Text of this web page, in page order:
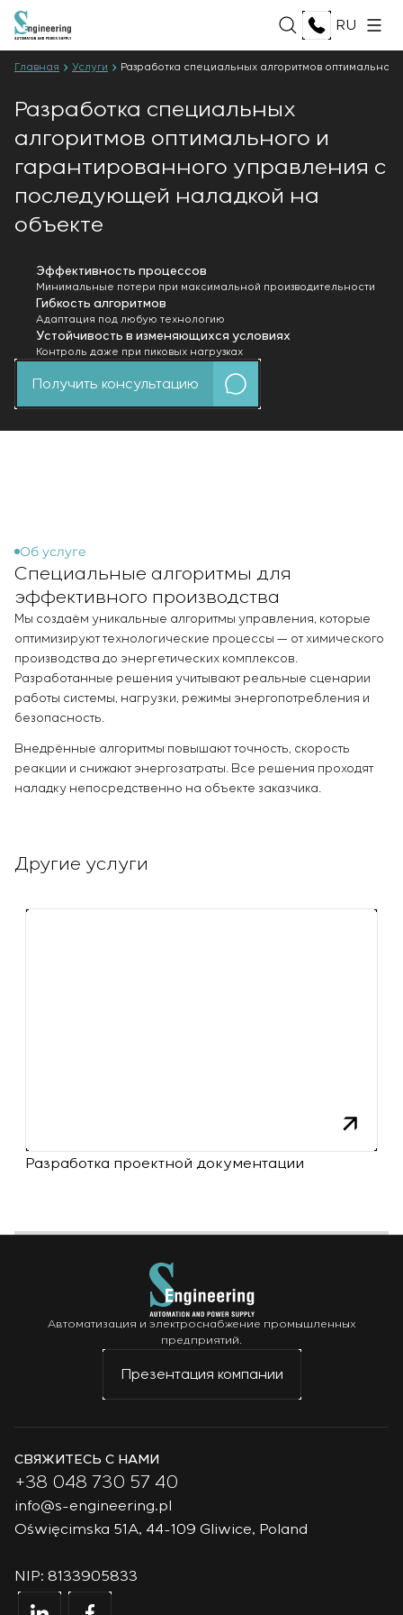
RU
О НАС
О компании
История
Производственный комплекс
Документы
Партнёрство
Новости
УСЛУГИ
ВСЕ УСЛУГИ
Разработка проектной документации
Испытания и контроль качества
электротехнической лаборатории
Производство и поставка оборудования
заказчику
Монтаж оборудования
Пуско-наладочные работы
Ввод в эксплуатацию и обучение персонала
щитового оборудования
Разработка математических моделей объектов
управления
Разработка специальных алгоритмов
Разработка систем управления
Энергоаудит
РЕШЕНИЯ
Нефть и газ
Пищевая промышленность
Энергетика
Целлюлозно-бумажная промышленность
Тяжёлая промышленность
Гражданское строительство
Инфраструктура
Химическая промышленность
ТЕХНОЛОГИИ
ПРОЕКТЫ
КАРЬЕРА
КОНТАКТЫ
Главная Услуги Разработка специальных алгоритмов
Разработка специальных
алгоритмов оптимального и
гарантированного управления с
последующей наладкой на
объекте
Эффективность процессов
Минимальные потери при максимальной производительности
Гибкость алгоритмов
Адаптация под любую технологию
Устойчивость в изменяющихся условиях
Контроль даже при пиковых нагрузках
Получить консультацию
Об услуге
Специальные алгоритмы для
эффективного производства
Мы создаём уникальные алгоритмы управления, которые
оптимизируют технологические процессы — от химического
производства до энергетических комплексов.
Разработанные решения учитывают реальные сценарии
работы системы, нагрузки, режимы энергопотребления и
безопасность.
Внедрённые алгоритмы повышают точность, скорость
реакции и снижают энергозатраты. Все решения проходят
наладку непосредственно на объекте заказчика.
Другие услуги
Разработка проектной документации
Автоматизация и электроснабжение промышленных
предприятий.
Презентация компании
СВЯЖИТЕСЬ С НАМИ
+38 048 730 57 40
info@s-engineering.pl
Oświęcimska 51A, 44-109 Gliwice, Poland
NIP: 8133905833